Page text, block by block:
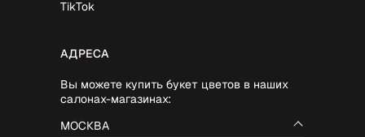
TikTok
АДРЕСА
Вы можете купить букет цветов в наших
салонах-магазинах:
МОСКВА